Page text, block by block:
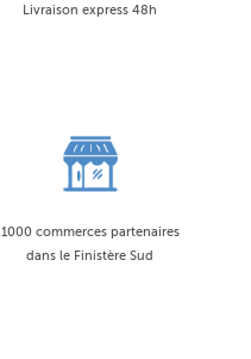
Livraison express 48h
1000 commerces partenaires
dans le Finistère Sud